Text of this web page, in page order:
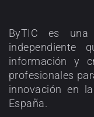
ByTIC es una
independiente
información y
profesionales
innovación en
España.